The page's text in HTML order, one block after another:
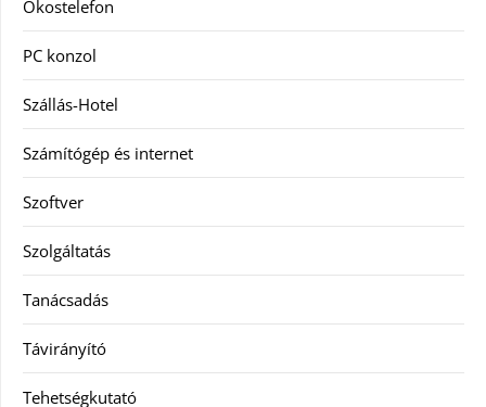
Okostelefon
PC konzol
Szállás-Hotel
Számítógép és internet
Szoftver
Szolgáltatás
Tanácsadás
Távirányító
Tehetségkutató